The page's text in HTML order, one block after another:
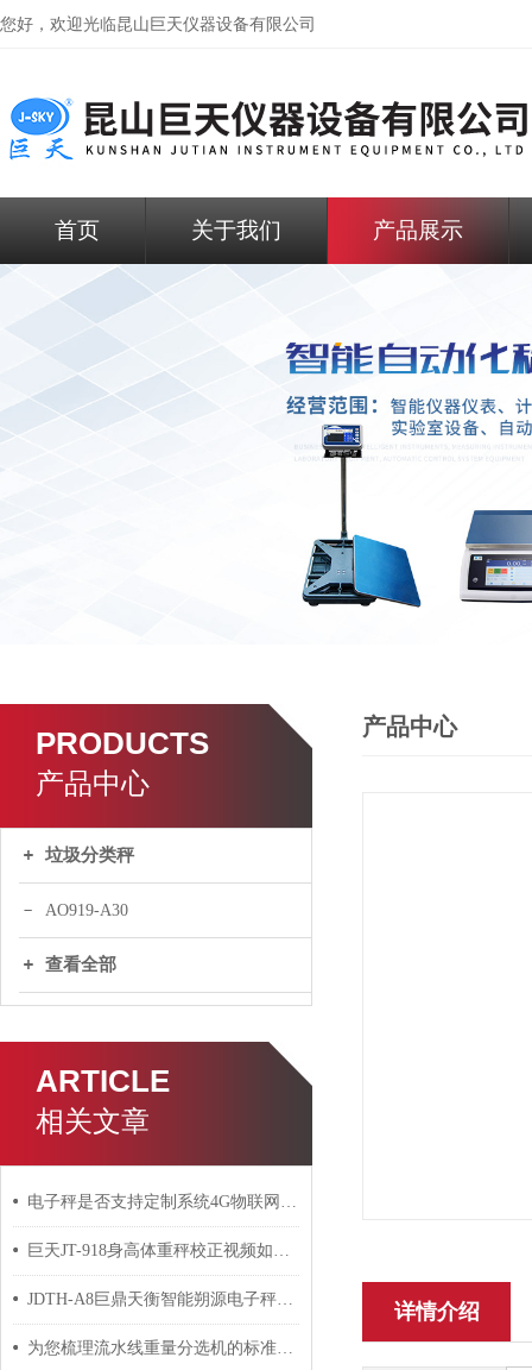
您好，欢迎光临昆山巨天仪器设备有限公司
首页 关于我们 产品展示
PRODUCTS
产品中心
垃圾分类秤
AO919-A30
查看全部
ARTICLE
相关文章
电子秤是否支持定制系统4G物联网上传数据统一管理
巨天JT-918身高体重秤校正视频如何操作
JDTH-A8巨鼎天衡智能朔源电子秤医院垃圾分类秤带摄像头
为您梳理流水线重量分选机的标准操作流程
产品中心
详情介绍